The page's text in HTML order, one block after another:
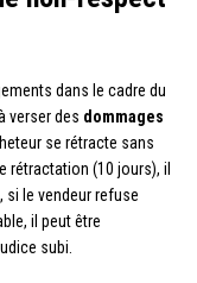
dans le cadre du
verser des dommages
se rétracte sans
rétractation (10 jours), il
si le vendeur refuse
il peut être
subi.